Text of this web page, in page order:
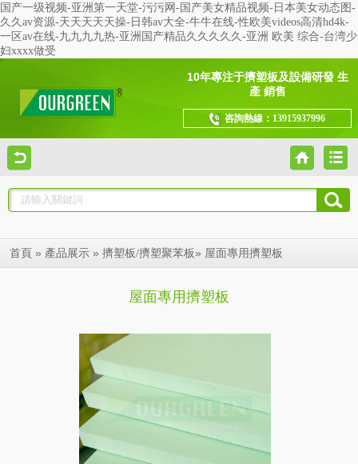
国产一级视频-亚洲第一天堂-污污网-国产美女精品视频-日本美女动态图-
久久av资源-天天天天天操-日韩av大全-牛牛在线-性欧美videos高清hd4k-
一区av在线-九九九九热-亚洲国产精品久久久久久-亚洲 欧美 综合-台湾少
妇xxxx做受
10年專注于擠塑板及設備研發 生
產 銷售
咨詢熱線：13915937996
首頁 » 產品展示 » 擠塑板/擠塑聚苯板» 屋面專用擠塑板
屋面專用擠塑板